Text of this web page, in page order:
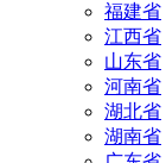
福建省
江西省
山东省
河南省
湖北省
湖南省